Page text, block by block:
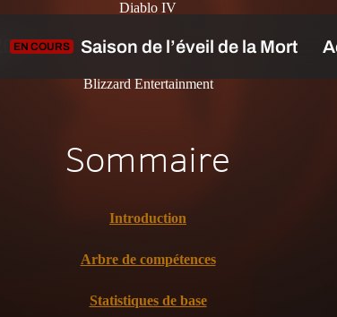
Diablo IV
Blizzard Entertainment
Sommaire
Introduction
Arbre de compétences
Statistiques de base